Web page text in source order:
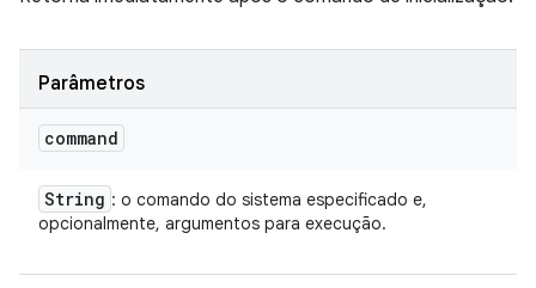
Parâmetros
command
String : o comando do sistema especificado e,
opcionalmente, argumentos para execução.